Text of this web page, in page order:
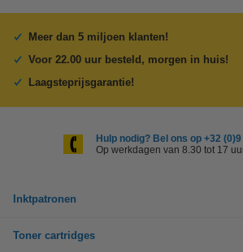
Meer dan 5 miljoen klanten!
Voor 22.00 uur besteld, morgen in huis!
Laagsteprijsgarantie!
Hulp nodig? Bel ons op +32
Op werkdagen van 8.30 tot 17
Inktpatronen
Toner cartridges